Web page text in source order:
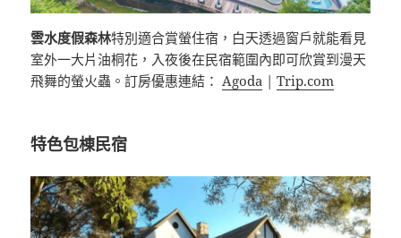
雲水度假森林特別適合賞螢住宿，白天透過窗戶就能看見
室外一大片油桐花，入夜後在民宿範圍內即可欣賞到漫天
飛舞的螢火蟲。訂房優惠連結： Agoda |Trip.com
特色包棟民宿